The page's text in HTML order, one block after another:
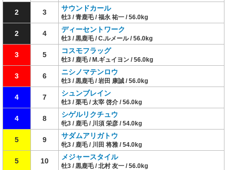
2 3 サウンドカール
牡3 / 青鹿毛 / 福永 祐一 / 56.0kg
2 4 ディーセントワーク
牡3 / 黒鹿毛 / C.ルメール / 56.0kg
3 5 コスモフラッグ
牡3 / 鹿毛 / M.ギュイヨン / 56.0kg
3 6 ニシノマテンロウ
牡3 / 黒鹿毛 / 岩田 康誠 / 56.0kg
4 7 シュンブレイン
牡3 / 栗毛 / 太宰 啓介 / 56.0kg
4 8 シゲルリクチュウ
牝3 / 鹿毛 / 川須 栄彦 / 54.0kg
5 9 サダムアリガトウ
牝3 / 鹿毛 / 川田 将雅 / 54.0kg
5 10 メジャースタイル
牡3 / 黒鹿毛 / 北村 友一 / 56.0kg